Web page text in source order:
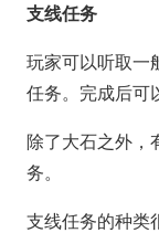
支线任务
玩家可以听取一
任务。完成后可
除了大石之外，
务。
支线任务的种类